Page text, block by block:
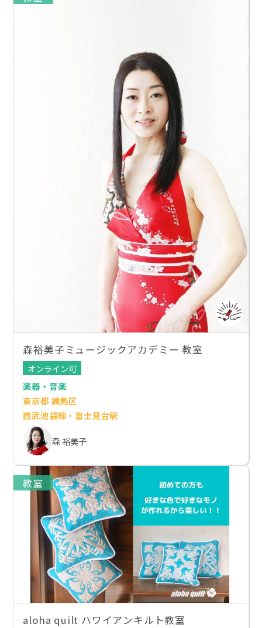
森裕美子ミュージックアカデミー 教室
オンライン可
楽器・音楽
東京都 練馬区
西武池袋線・富士見台駅
森 裕美子
教室
aloha quilt ハワイアンキルト教室